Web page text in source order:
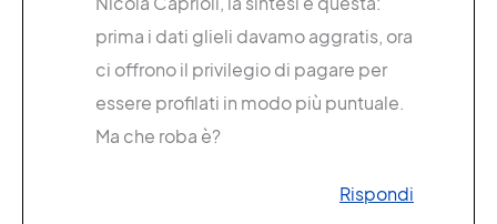
prima i dati glieli davamo aggratis, ora
ci offrono il privilegio di pagare per
essere profilati in modo più puntuale.
Ma che roba è?
Rispondi